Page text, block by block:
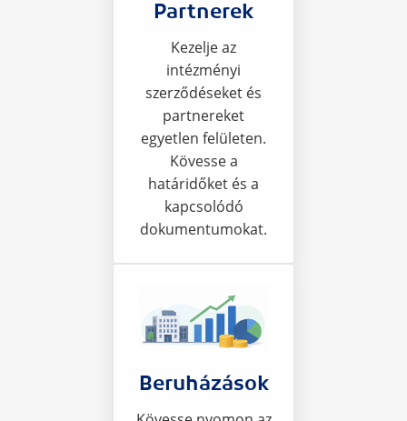
Partnerek
Kezelje az
intézményi
szerződéseket és
partnereket
egyetlen felületen.
Kövesse a
határidőket és a
kapcsolódó
dokumentumokat.
Beruházások